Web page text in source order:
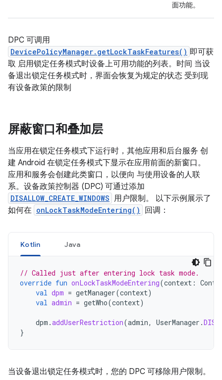
面功能。
DPC 可调用
DevicePolicyManager.getLockTaskFeatures() 即可获
取 启用锁定任务模式时设备上可用功能的列表。时间 当设
备退出锁定任务模式时，界面会恢复为规定的状态 受到现
有设备政策的限制
屏蔽窗口和叠加层
当应用在锁定任务模式下运行时，其他应用和后台服务 创
建 Android 在锁定任务模式下显示在应用前面的新窗口。
应用和服务会创建此类窗口，以便向 与使用设备的人联
系。设备政策控制器 (DPC) 可通过添加
DISALLOW_CREATE_WINDOWS 用户限制。 以下示例展示了
如何在 onLockTaskModeEntering() 回调：
Kotlin Java
// Called just after entering lock task mode.
override fun onLockTaskModeEntering(context :
val dpm = getManager(context)
val admin = getWho(context)
dpm .addUserRestriction(admin, UserManager .
}
当设备退出锁定任务模式时，您的 DPC 可移除用户限制。